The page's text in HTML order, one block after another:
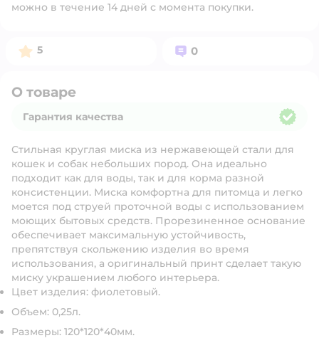
можно в течение 14 дней с момента покупки.
Рейтинг:
5 Вопросов:
0
О товаре
Гарантия качества
Стильная круглая миска из нержавеющей стали для
кошек и собак небольших пород. Она идеально
подходит как для воды, так и для корма разной
консистенции. Миска комфортна для питомца и легко
моется под струей проточной воды с использованием
моющих бытовых средств. Прорезиненное основание
обеспечивает максимальную устойчивость,
препятствуя скольжению изделия во время
использования, а оригинальный принт сделает такую
миску украшением любого интерьера.
Цвет изделия: фиолетовый.
Объем: 0,25л.
Размеры: 120*120*40мм.